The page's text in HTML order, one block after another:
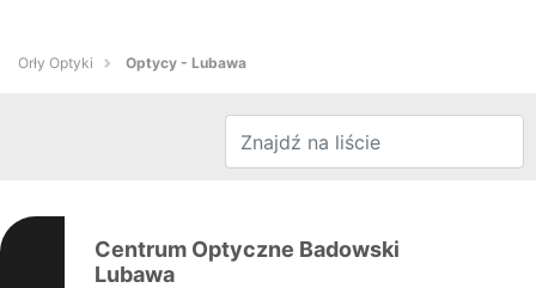
Orły Optyki Optycy - Lubawa
Centrum Optyczne Badowski
Lubawa